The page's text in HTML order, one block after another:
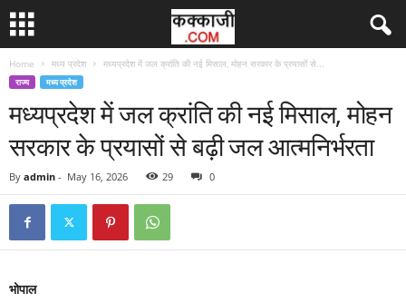
Home मध्य प्रदेश मध्यप्रदेश में जल क्रांति की नई मिसाल, मोहन सरकार के प्रयासों से...
राज्य मध्य प्रदेश
मध्यप्रदेश में जल क्रांति की नई मिसाल, मोहन
सरकार के प्रयासों से बढ़ी जल आत्मनिर्भरता
By admin - May 16, 2026 29 0
भोपाल